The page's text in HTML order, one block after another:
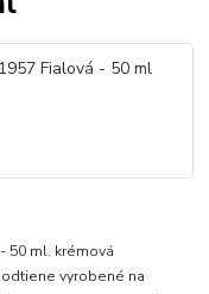
50 ml. krémová
vyrobené na